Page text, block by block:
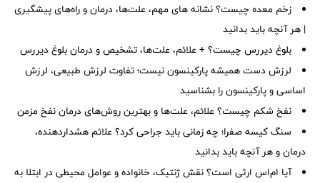
زخم معده چیست؟ نشانه های مهم، علت‌ها، درمان و راه‌های پیشگیری
| هر آنچه باید بدانید
بلوغ دیررس چیست؟ + علائم، علت‌ها، تشخیص و درمان بلوغ دیررس
لرزش دست همیشه پارکینسون نیست؛ تفاوت لرزش طبیعی، لرزش
اساسی و پارکینسون را بشناسید
نفخ شکم چیست؟ علائم، علت‌ها و بهترین روش‌های درمان نفخ مزمن
سنگ کیسه صفرا؛ چه زمانی باید جراحی کرد؟ علائم هشداردهنده،
درمان و هر آنچه باید بدانید
آیا ام‌اس ارثی است؟ نقش ژنتیک، خانواده و عوامل محیطی در ابتلا به